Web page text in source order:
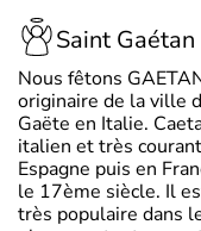
Saint Gaétan
Nous fêtons
originaire de la ville
Gaëte en Italie.
italien et très
Espagne puis en
le 17ème siècle. Il
très populaire dans